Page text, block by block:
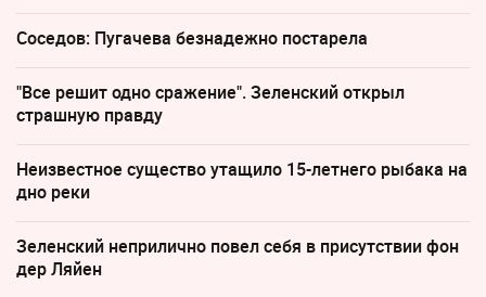
Соседов: Пугачева безнадежно постарела
"Все решит одно сражение". Зеленский открыл
страшную правду
Неизвестное существо утащило 15-летнего рыбака на
дно реки
Зеленский неприлично повел cебя в присутствии фон
дер Ляйен